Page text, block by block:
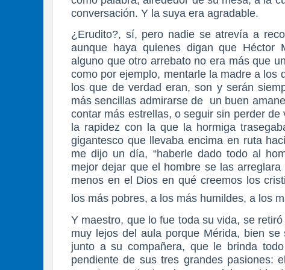
conversación. Y la suya era agradable.
¿Erudito?, sí, pero nadie se atrevía a
aunque haya quienes digan que Héctor
alguno que otro arrebato no era más que
como por ejemplo, mentarle la madre a los
los que de verdad eran, son y serán
más sencillas admirarse de un buen
contar más estrellas, o seguir sin perder
la rapidez con la que la hormiga
gigantesco que llevaba encima en ruta
me dijo un día, “haberle dado todo al
mejor dejar que el hombre se las
menos en el Dios en qué creemos los
los más pobres, a los más humildes, a los
Y maestro, que lo fue toda su vida, se
muy lejos del aula porque Mérida, bien
junto a su compañera, que le brinda
pendiente de sus tres grandes pasiones: